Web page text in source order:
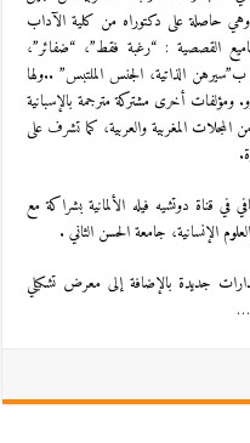
ولدت بمدينة الدار البيضاء عام 1965 وهي حاصلة على دكتوراه من كلية الآداب
القصصية : “رغبة فقط”، “ضفائر”،
الذاتية، الجنس الملتبس” ..ولها
ومؤلفات أخرى مشتركة مترجمة بالإسبانية
المغربية والعربية، كما تشرف على
في قناة دوتشيه فيله الألمانية بشراكة مع
الإنسانية، جامعة الحسن الثاني .
جديدة بالإضافة إلى معرض تشكيلي
…